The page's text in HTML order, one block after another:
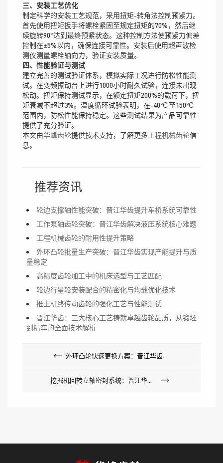
三、安装工艺优化
制定科学的安装工艺规范，采用扭矩-转角法控制预紧力。
首先使用扭矩扳手将螺栓紧固至规定扭矩的70%，然后继
续旋转90°达到最终预紧状态。这种控制方法使预紧力偏差
控制在±5%以内，确保连接可靠性。安装后使用超声波检
测仪测量螺栓轴向力，验证安装质量。
四、性能验证与测试
建立完善的测试验证体系，模拟实际工况进行防松性能测
试。在变频振动台上进行1000小时耐久试验，连接未出现
松动。扭矩保持测试显示，在额定扭矩200%的载荷下，扭
矩衰减不超过3%。温度循环试验表明，在-40℃至150℃
范围内，防松性能保持稳定。这些测试结果为产品可靠性
提供了充分验证。
本文由华峰齿轮提供技术支持，了解更多工程机械齿轮信
息。
推荐资讯
轮边支撑轴性能突破：晋江华齿提升车桥系统可靠性
工作泵轴齿轮突破：晋江华齿解决液压系统核心难题
工程机械齿轮的耐用性提升策略
外环凸轮批量生产突破：晋江华齿实现产能提升与质
量稳定
高精度齿轮加工中的机床选型与工艺匹配
轮边行星轮安装配合的精密化与均载优化技术
推土机终传动齿轮的强化工艺与性能测试
晋江华齿：三大核心工艺铸就卓越齿轮品质，从锻坯
到精车的全面技术解析
外环凸轮快速更换方案：晋江华齿提升设备维护效率
挖掘机回转立轴密封系统：晋江华齿解决极端工况密封难题